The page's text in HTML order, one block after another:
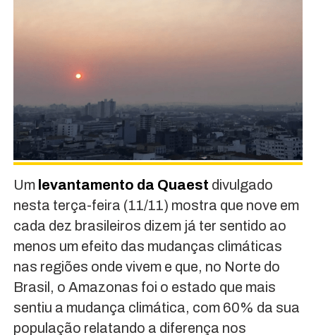
Um levantamento da Quaest divulgado
nesta terça-feira (11/11) mostra que nove em
cada dez brasileiros dizem já ter sentido ao
menos um efeito das mudanças climáticas
nas regiões onde vivem e que, no Norte do
Brasil, o Amazonas foi o estado que mais
sentiu a mudança climática, com 60% da sua
população relatando a diferença nos